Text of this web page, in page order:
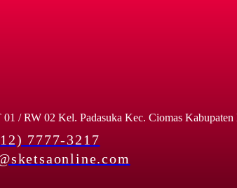
/ RW 02 Kel. Padasuka Kec. Ciomas Kabupaten
7777-3217